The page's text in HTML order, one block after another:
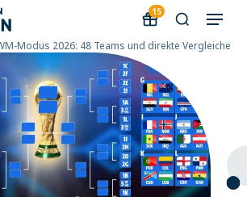
15
Modus 2026: 48 Teams und direkte Vergleiche